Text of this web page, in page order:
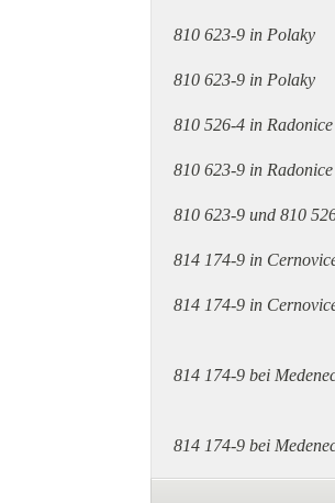
810 623-9 in Polaky
810 623-9 in Polaky
810 526-4 in
810 623-9 in
810 623-9 und 810
814 174-9 in
814 174-9 in
814 174-9 bei
814 174-9 bei